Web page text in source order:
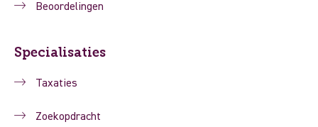
Beoordelingen
Specialisaties
Taxaties
Zoekopdracht